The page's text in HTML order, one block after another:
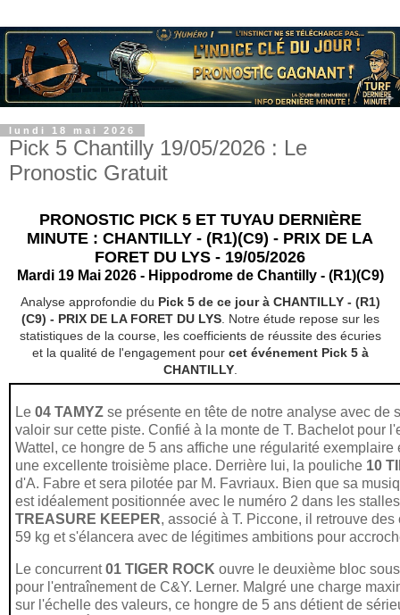
lundi 18 mai 2026
Pick 5 Chantilly 19/05/2026 : Le
Pronostic Gratuit
PRONOSTIC PICK 5 ET TUYAU DERNIÈRE
MINUTE : CHANTILLY - (R1)(C9) - PRIX DE LA
FORET DU LYS - 19/05/2026
Mardi 19 Mai 2026 - Hippodrome de Chantilly - (R1)(C9)
Analyse approfondie du Pick 5 de ce jour à CHANTILLY - (R1)
(C9) - PRIX DE LA FORET DU LYS. Notre étude repose sur les
statistiques de la course, les coefficients de réussite des écuries
et la qualité de l'engagement pour cet événement Pick 5 à
CHANTILLY.
Le 04 TAMYZ se présente en tête de notre analyse avec de
valoir sur cette piste. Confié à la monte de T. Bachelot pour
Wattel, ce hongre de 5 ans affiche une régularité exemplaire
une excellente troisième place. Derrière lui, la pouliche 10
d'A. Fabre et sera pilotée par M. Favriaux. Bien que sa
est idéalement positionnée avec le numéro 2 dans les
TREASURE KEEPER, associé à T. Piccone, il retrouve
59 kg et s'élancera avec de légitimes ambitions pour
Le concurrent01 TIGER ROCK ouvre le deuxième bloc
pour l'entraînement de C&Y. Lerner. Malgré une charge
sur l'échelle des valeurs, ce hongre de 5 ans détient de